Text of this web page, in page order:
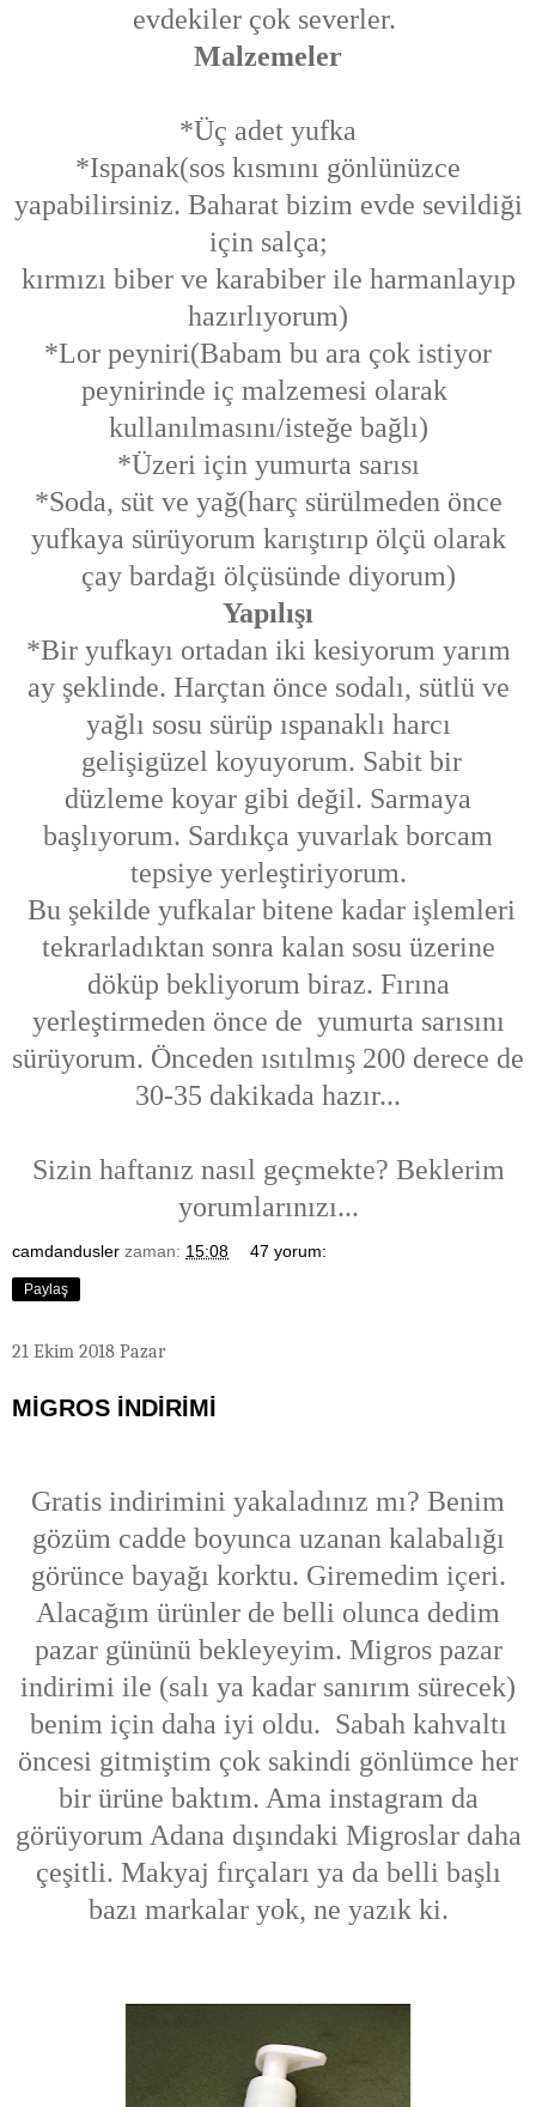
evdekiler çok severler.
Malzemeler
*Üç adet yufka
*Ispanak(sos kısmını gönlünüzce
yapabilirsiniz. Baharat bizim evde sevildiği
için salça;
kırmızı biber ve karabiber ile harmanlayıp
hazırlıyorum)
*Lor peyniri(Babam bu ara çok istiyor
peynirinde iç malzemesi olarak
kullanılmasını/isteğe bağlı)
*Üzeri için yumurta sarısı
*Soda, süt ve yağ(harç sürülmeden önce
yufkaya sürüyorum karıştırıp ölçü olarak
çay bardağı ölçüsünde diyorum)
Yapılışı
*Bir yufkayı ortadan iki kesiyorum yarım
ay şeklinde. Harçtan önce sodalı, sütlü ve
yağlı sosu sürüp ıspanaklı harcı
gelişigüzel koyuyorum. Sabit bir
düzleme koyar gibi değil. Sarmaya
başlıyorum. Sardıkça yuvarlak borcam
tepsiye yerleştiriyorum.
Bu şekilde yufkalar bitene kadar işlemleri
tekrarladıktan sonra kalan sosu üzerine
döküp bekliyorum biraz. Fırına
yerleştirmeden önce de yumurta sarısını
sürüyorum. Önceden ısıtılmış 200 derece de
30-35 dakikada hazır...
Sizin haftanız nasıl geçmekte? Beklerim
yorumlarınızı...
camdandusler zaman: 15:08 47 yorum:
Paylaş
21 Ekim 2018 Pazar
MİGROS İNDİRİMİ
Gratis indirimini yakaladınız mı? Benim
gözüm cadde boyunca uzanan kalabalığı
görünce bayağı korktu. Giremedim içeri.
Alacağım ürünler de belli olunca dedim
pazar gününü bekleyeyim. Migros pazar
indirimi ile (salı ya kadar sanırım sürecek)
benim için daha iyi oldu. Sabah kahvaltı
öncesi gitmiştim çok sakindi gönlümce her
bir ürüne baktım. Ama instagram da
görüyorum Adana dışındaki Migroslar daha
çeşitli. Makyaj fırçaları ya da belli başlı
bazı markalar yok, ne yazık ki.